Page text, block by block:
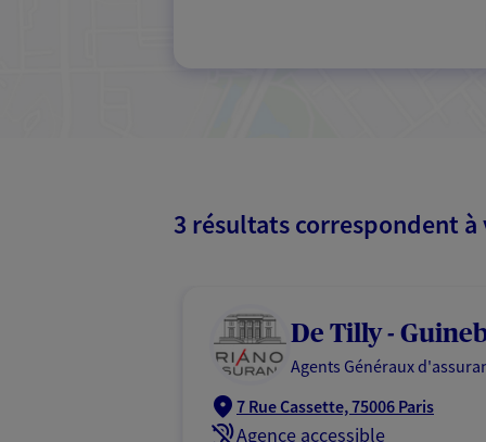
3 résultats correspondent
De Tilly -
Agents Généraux
7 Rue Cassette, 75006 Paris
Agence accessible